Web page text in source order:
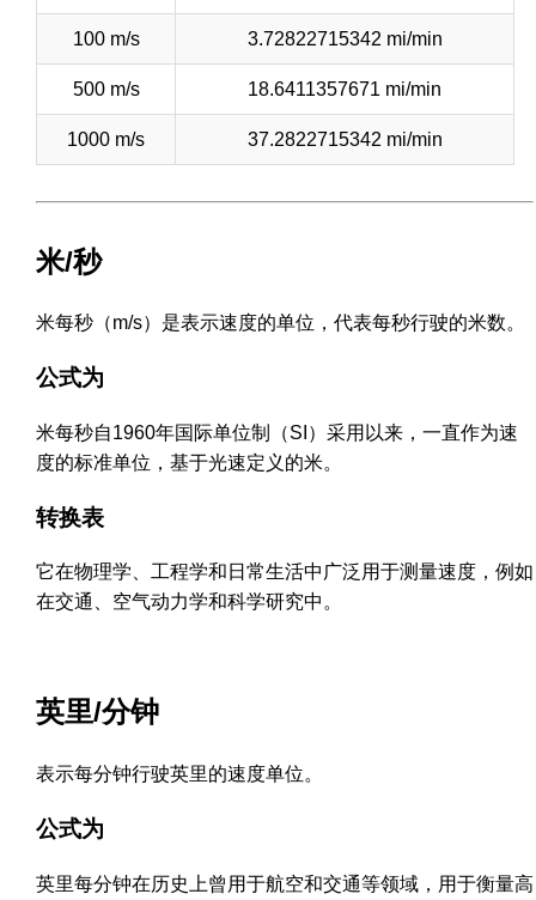
100 m/s 3.72822715342 mi/min
500 m/s 18.6411357671 mi/min
1000 m/s 37.2822715342 mi/min
米/秒
米每秒（m/s）是表示速度的单位，代表每秒行驶的米数。
公式为
米每秒自1960年国际单位制（SI）采用以来，一直作为速
度的标准单位，基于光速定义的米。
转换表
它在物理学、工程学和日常生活中广泛用于测量速度，例如
在交通、空气动力学和科学研究中。
英里/分钟
表示每分钟行驶英里的速度单位。
公式为
英里每分钟在历史上曾用于航空和交通等领域，用于衡量高